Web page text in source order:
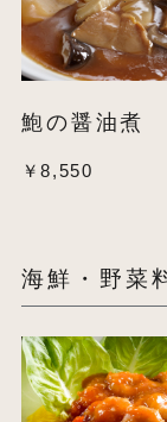
鮑の醤油煮
￥8,550
海鮮・野菜